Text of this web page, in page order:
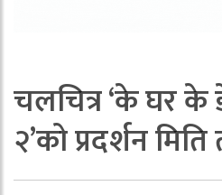
चलचित्र ‘के घर के
२’को प्रदर्शन